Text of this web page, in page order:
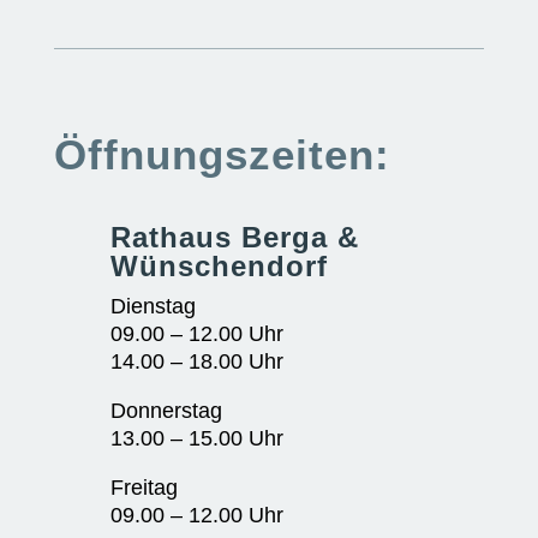
Öffnungszeiten:
Rathaus Berga &
Wünschendorf
Dienstag
09.00 – 12.00 Uhr
14.00 – 18.00 Uhr
Donnerstag
13.00 – 15.00 Uhr
Freitag
09.00 – 12.00 Uhr